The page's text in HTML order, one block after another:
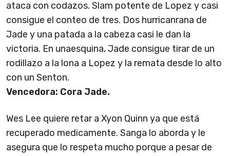
ataca con codazos. Slam potente de Lopez y casi
consigue el conteo de tres. Dos hurricanrana de
Jade y una patada a la cabeza casi le dan la
victoria. En unaesquina, Jade consigue tirar de un
rodillazo a la lona a Lopez y la remata desde lo alto
con un Senton.
Vencedora: Cora Jade.
Wes Lee quiere retar a Xyon Quinn ya que está
recuperado medicamente. Sanga lo aborda y le
asegura que lo respeta mucho porque a pesar de